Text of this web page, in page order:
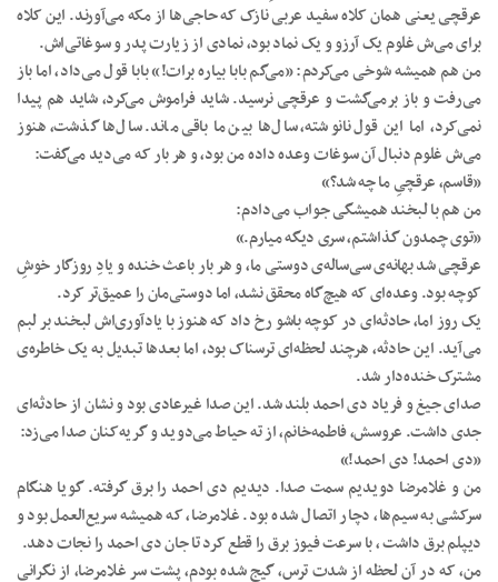
عرقچی یعنی همان کلاه سفید عربی نازک که حاجی‌ها از مکه می‌آورند. این کلاه
برای می‌ش غلوم یک آرزو و یک نماد بود، نمادی از زیارت پدر و سوغاتی‌اش.
من هم همیشه شوخی می‌کردم: «می‌گم بابا بیاره برات!» بابا قول می‌داد، اما باز
می‌رفت و باز بر‌می‌گشت و عرقچی نرسید. شاید فراموش می‌کرد، شاید هم پیدا
نمی‌کرد، اما این قول نانوشته، سال‌ها بین ما باقی ماند. سال‌ها گذشت، هنوز
می‌ش غلوم دنبال آن سوغات وعده داده من بود، و هر بار که می‌دید می‌گفت:
«قاسم، عرقچیِ ما چه شد؟»
من هم با لبخند همیشگی جواب می‌دادم:
«توی چمدون گذاشتم، سری دیگه میارم.»
عرقچی شد بهانه‌ی سی‌ساله‌ی دوستی ما، و هر بار باعث خنده و یادِ روزگار خوشِ
کوچه بود. وعده‌ای که هیچ‌گاه محقق نشد، اما دوستی‌مان را عمیق‌تر کرد.
یک روز اما، حادثه‌ای در کوچه باشو رخ داد که هنوز با یادآوری‌اش لبخند بر لبم
می‌آید. این حادثه، هرچند لحظه‌ای ترسناک بود، اما بعدها تبدیل به یک خاطره‌ی
مشترک خنده‌دار شد.
صدای جیغ و فریاد دی احمد بلند شد. این صدا غیرعادی بود و نشان از حادثه‌ای
جدی داشت. عروسش، فاطمه‌خانم، از ته حیاط می‌دوید و گریه‌کنان صدا می‌زد:
«دی احمد! دی احمد!»
من و غلامرضا دویدیم سمت صدا. دیدیم دی احمد را برق گرفته. گویا هنگام
سرکشی به سیم‌ها، دچار اتصال شده بود. غلامرضا، که همیشه سریع‌العمل بود و
دیپلم برق داشت ، با سرعت فیوز برق را قطع کرد تا جان دی احمد را نجات دهد.
من، که در آن لحظه از شدت ترس، گیج شده بودم، پشت سر غلامرضا، از نگرانی